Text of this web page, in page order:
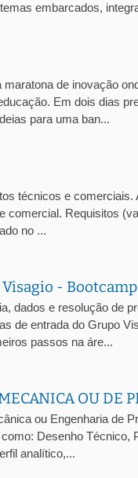
embarcados,
de inovação
Em dois dias
para uma ban...
técnicos e
comercial. Requisitos
no ...
-
dados e resolução de
de entrada do Grupo
passos na áre...
OU DE
ou Engenharia de
Desenho
analítico,...